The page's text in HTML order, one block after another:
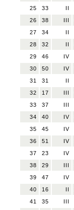
25
33 II
26
38 III
27
34 II
28
32 II
29
46 IV
30
50 IV
31
31 II
32
17 III
33
37 III
34
40 IV
35
45 IV
36
51 IV
37
23 IV
38
29 III
39
47 IV
40
16 II
41
35 III